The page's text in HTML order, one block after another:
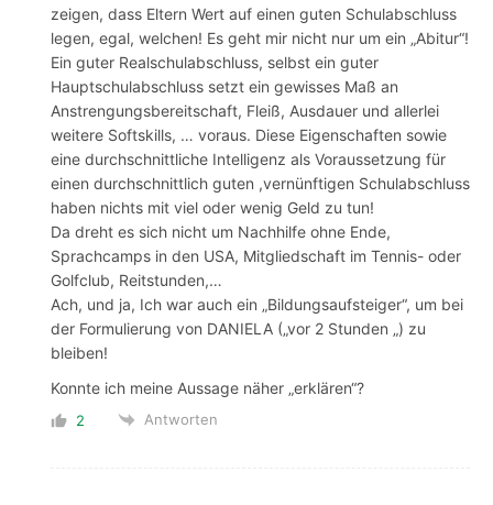
zeigen, dass Eltern Wert auf einen guten Schulabschluss
legen, egal, welchen! Es geht mir nicht nur um ein „Abitur“!
Ein guter Realschulabschluss, selbst ein guter
Hauptschulabschluss setzt ein gewisses Maß an
Anstrengungsbereitschaft, Fleiß, Ausdauer und allerlei
weitere Softskills, … voraus. Diese Eigenschaften sowie
eine durchschnittliche Intelligenz als Voraussetzung für
einen durchschnittlich guten ,vernünftigen Schulabschluss
haben nichts mit viel oder wenig Geld zu tun!
Da dreht es sich nicht um Nachhilfe ohne Ende,
Sprachcamps in den USA, Mitgliedschaft im Tennis- oder
Golfclub, Reitstunden,…
Ach, und ja, Ich war auch ein „Bildungsaufsteiger“, um bei
der Formulierung von DANIELA („vor 2 Stunden „) zu
bleiben!
Konnte ich meine Aussage näher „erklären“?
2 Antworten